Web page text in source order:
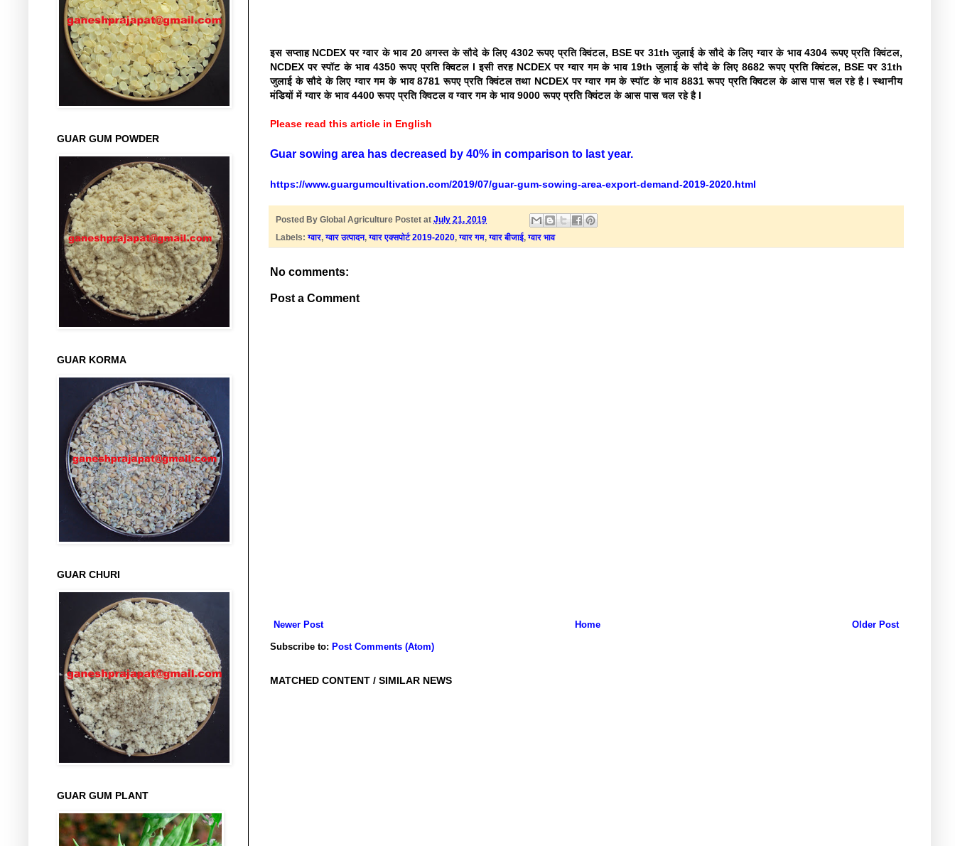
इस सप्ताह NCDEX पर ग्वार के भाव 20 अगस्त के सौदे के लिए 4302 रूपए प्रति क्विंटल, BSE पर 31th जुलाई के सौदे के लिए ग्वार के भाव 4304 रूपए प्रति क्विंटल,
NCDEX पर स्पॉट के भाव 4350 रूपए प्रति क्विटल l इसी तरह NCDEX पर ग्वार गम के भाव 19th जुलाई के सौदे के लिए 8682 रूपए प्रति क्विंटल, BSE पर 31th
जुलाई के सौदे के लिए ग्वार गम के भाव 8781 रूपए प्रति क्विंटल तथा NCDEX पर ग्वार गम के स्पॉट के भाव 8831 रूपए प्रति क्विटल के आस पास चल रहे है l स्थानीय
मंडियों में ग्वार के भाव 4400 रूपए प्रति क्विटल व ग्वार गम के भाव 9000 रूपए प्रति क्विंटल के आस पास चल रहे है l
Please read this article in English
Guar sowing area has decreased by 40% in comparison to last year.
https://www.guargumcultivation.com/2019/07/guar-gum-sowing-area-export-demand-2019-2020.html
Posted By Global Agriculture Postet at July 21, 2019
Labels:ग्वार,ग्वार उत्पादन,ग्वार एक्सपोर्ट 2019-2020,ग्वार गम,ग्वार बीजाई,ग्वार भाव
No comments:
Post a Comment
Newer Post Older Post
Home
Subscribe to: Post Comments (Atom)
MATCHED CONTENT / SIMILAR NEWS
GUAR GUM POWDER
GUAR KORMA
GUAR CHURI
GUAR GUM PLANT